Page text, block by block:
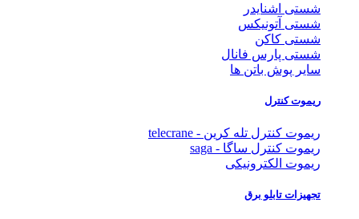
شستی اشنایدر
شستی آتونیکس
شستی کاکن
شستی پارس فانال
سایر پوش باتن ها
ریموت کنترل
ریموت کنترل تله کرین - telecrane
ریموت کنترل ساگا - saga
ریموت الکترونیکی
تجهیزات تابلو برق